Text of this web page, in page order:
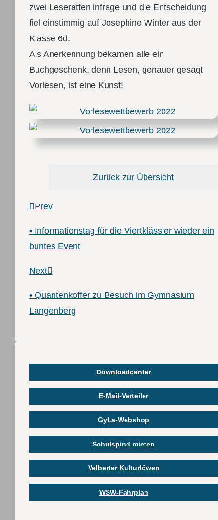
zwei Leseratten infrage und die Entscheidung
fiel einstimmig auf Josephine Winter aus der
Klasse 6d.
Als Anerkennung bekamen alle ein
Buchgeschenk, denn Lesen, genauer gesagt
Vorlesen, ist eine Kunst!
Zurück zur Übersicht
Prev
•Informationstag für die Viertklässler wieder ein
buntes Event
Next
•Quantenkoffer zu Besuch im Gymnasium
Langenberg
Downloadcenter
E-Mail-Verteiler
GyLa-Webshop
Schulspind mieten
Velberter Kulturlöwen
WSW-Fahrplan